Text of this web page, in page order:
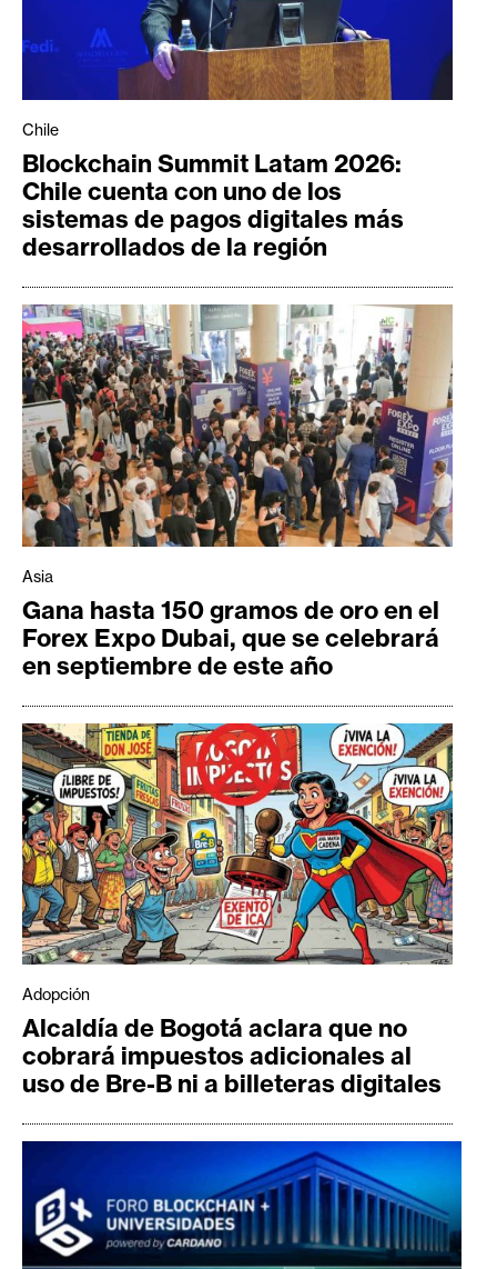
Chile
Blockchain Summit Latam 2026:
Chile cuenta con uno de los
sistemas de pagos digitales más
desarrollados de la región
Asia
Gana hasta 150 gramos de oro en el
Forex Expo Dubai, que se celebrará
en septiembre de este año
Adopción
Alcaldía de Bogotá aclara que no
cobrará impuestos adicionales al
uso de Bre-B ni a billeteras digitales